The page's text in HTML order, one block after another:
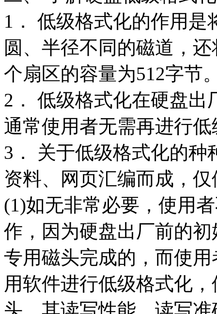
1． 低级格式化的作用
圆、半径不同的磁道，
个扇区的容量为512字节
2． 低级格式化在硬盘
通常使用者无需再进行
3． 关于低级格式化的
资料、网页汇编而成，
(1)如无非常必要，使用
作，因为硬盘出厂前的
专用磁头完成的，而使
用软件进行低级格式化
头，其读写性能、读写